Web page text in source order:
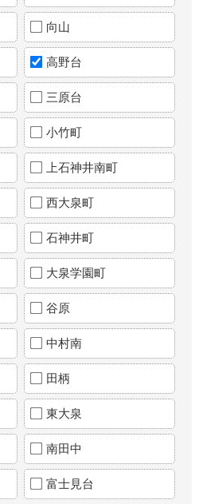
向山
高野台
三原台
小竹町
上石神井南町
西大泉町
石神井町
大泉学園町
谷原
中村南
田柄
東大泉
南田中
富士見台